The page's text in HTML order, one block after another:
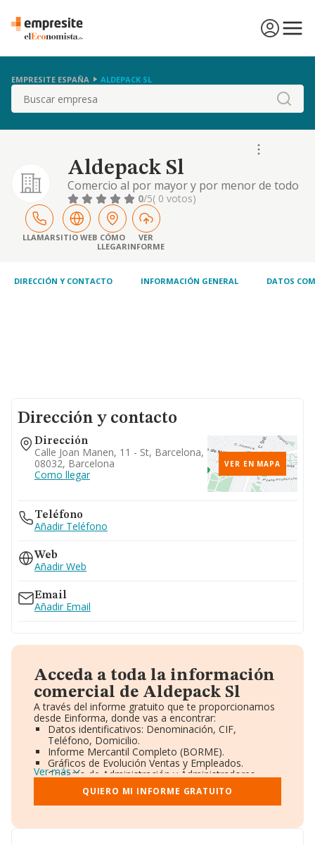
EMPRESITE ESPAÑA ALDEPACK SL
Buscar
Aldepack Sl
Comercio al por mayor y por menor de todo
tipo de productos alimenticios yde limpieza.
intermediacion comercial en la compra venta
de productos alimenticios y de limpieza,
importacion, exportacion de dichos
productos, et
0/5( 0 votos)
LLAMARSITIO WEB CÓMO
LLEGAR
VER
INFORME
DIRECCIÓN Y CONTACTO INFORMACIÓN GENERAL DATOS
Dirección y contacto
Dirección
Calle Joan Manen, 11 - St, Barcelona,
08032, Barcelona
Como llegar
VER EN MAPA
Teléfono
Añadir Teléfono
Web
Añadir Web
Email
Añadir Email
Acceda a toda la información
comercial de Aldepack Sl
A través del informe gratuito que te proporcionamos
desde Einforma, donde vas a encontrar:
Datos identificativos: Denominación, CIF,
Teléfono, Domicilio.
Informe Mercantil Completo (BORME).
Gráficos de Evolución Ventas y Empleados.
Consejo de Administración y Administradores.
Directivos y Ejecutivos.
Accionistas.
Participaciones y Vinculaciones en otras empresas.
Información oficial y registral complementaria.
Ver más
QUIERO MI INFORME GRATUITO